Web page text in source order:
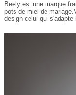
Beely est une marque
pots de miel de
design celui qui